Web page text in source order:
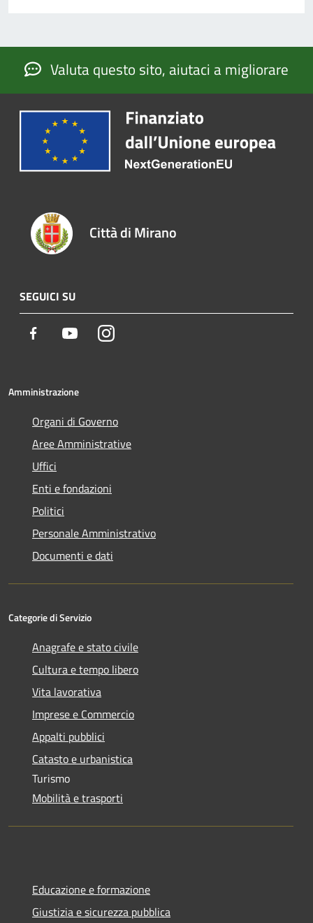
Valuta questo sito, aiutaci a migliorare
Città di Mirano
SEGUICI SU
Facebook YoutubeInstagram
Amministrazione
Organi di Governo
Aree Amministrative
Uffici
Enti e fondazioni
Politici
Personale Amministrativo
Documenti e dati
Categorie di Servizio
Anagrafe e stato civile
Cultura e tempo libero
Vita lavorativa
Imprese e Commercio
Appalti pubblici
Catasto e urbanistica
Turismo
Mobilità e trasporti
Educazione e formazione
Giustizia e sicurezza pubblica